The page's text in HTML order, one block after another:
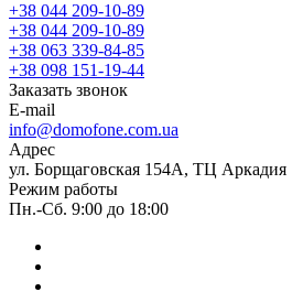
+38 044 209-10-89
+38 044 209-10-89
+38 063 339-84-85
+38 098 151-19-44
Заказать звонок
E-mail
info@domofone.com.ua
Адрес
ул. Борщаговская 154А, ТЦ Аркадия
Режим работы
Пн.-Сб. 9:00 до 18:00